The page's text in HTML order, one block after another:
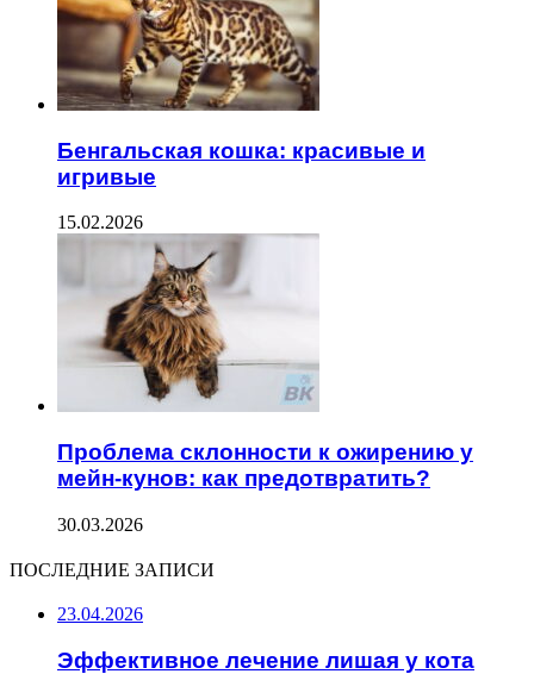
Бенгальская кошка: красивые и
игривые
15.02.2026
Проблема склонности к ожирению у
мейн-кунов: как предотвратить?
30.03.2026
ПОСЛЕДНИЕ ЗАПИСИ
23.04.2026
Эффективное лечение лишая у кота